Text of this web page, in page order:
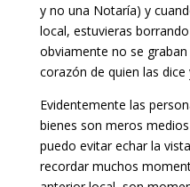
y no una Notaría) y
local, estuvieras
obviamente no se
corazón de quien las dice
Evidentemente las
bienes son meros
puedo evitar echar la
recordar muchos